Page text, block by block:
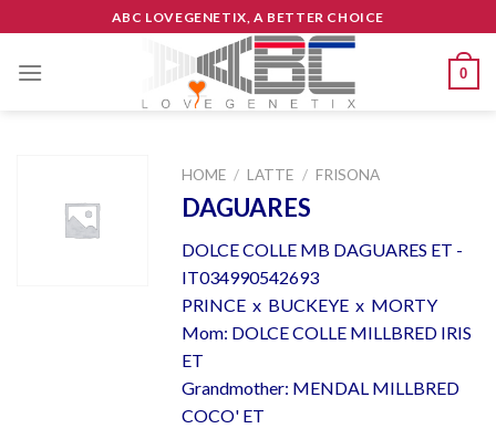
to
content
ABC LOVEGENETIX, A BETTER CHOICE
0
HOME / LATTE / FRISONA
DAGUARES
DOLCE COLLE MB DAGUARES ET -
IT034990542693
PRINCE x BUCKEYE x MORTY
Mom: DOLCE COLLE MILLBRED IRIS
ET
Grandmother: MENDAL MILLBRED
COCO' ET